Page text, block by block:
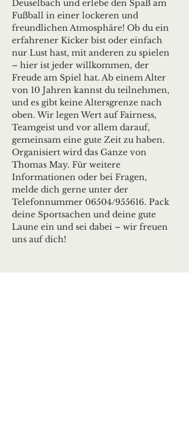
Deuselbach und erlebe den Spaß am
Fußball in einer lockeren und
freundlichen Atmosphäre! Ob du ein
erfahrener Kicker bist oder einfach
nur Lust hast, mit anderen zu spielen
– hier ist jeder willkommen, der
Freude am Spiel hat. Ab einem Alter
von 10 Jahren kannst du teilnehmen,
und es gibt keine Altersgrenze nach
oben. Wir legen Wert auf Fairness,
Teamgeist und vor allem darauf,
gemeinsam eine gute Zeit zu haben.
Organisiert wird das Ganze von
Thomas May. Für weitere
Informationen oder bei Fragen,
melde dich gerne unter der
Telefonnummer 06504/955616. Pack
deine Sportsachen und deine gute
Laune ein und sei dabei – wir freuen
uns auf dich!